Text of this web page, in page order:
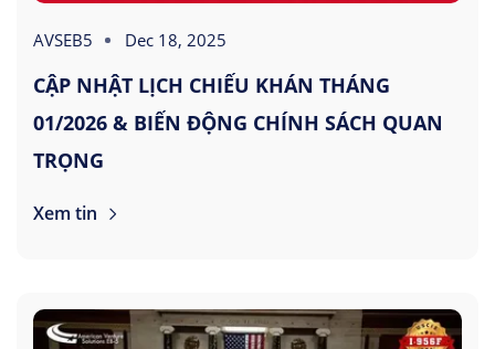
AVSEB5 Dec 18, 2025
CẬP NHẬT LỊCH CHIẾU KHÁN THÁNG
01/2026 & BIẾN ĐỘNG CHÍNH SÁCH QUAN
TRỌNG
Xem tin